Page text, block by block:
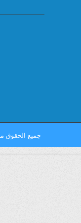
جميع الحقوق